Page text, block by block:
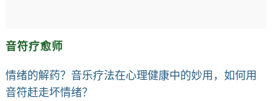
音符疗愈师
情绪的解药？音乐疗法在心理健康中的妙用，如何用
音符赶走坏情绪？